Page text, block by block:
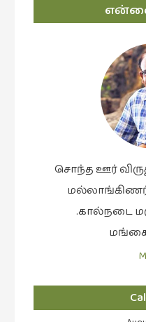
சொந்த ஊர்
.கால்நடை